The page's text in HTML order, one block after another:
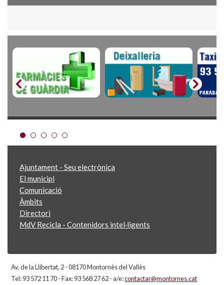
Ajuntament - Seu electrònica
El municipi
Comunicació
Àmbits
Directori
MdV Recicla - Contenidors intel·ligents
Av. de la Llibertat, 2 - 08170 Montornès del Vallès
Tel: 93 572 11 70 - Fax: 93 568 27 62 - a/e:contactar@montornes.cat